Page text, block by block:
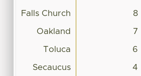
Falls Church 8
Oakland 7
Toluca 6
Secaucus 4